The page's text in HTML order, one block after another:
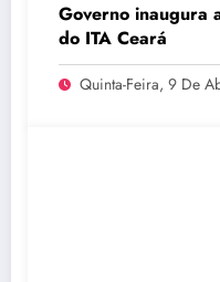
Governo inaugura
do ITA Ceará
Quinta-Feira, 9 De